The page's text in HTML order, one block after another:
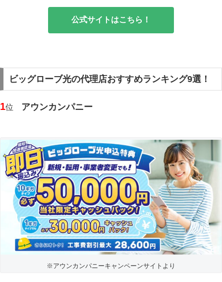
公式サイトはこちら！
ビッグローブ光の代理店おすすめランキング9選！
1位 アウンカンパニー
※ アウンカンパニーキャンペーンサイトより